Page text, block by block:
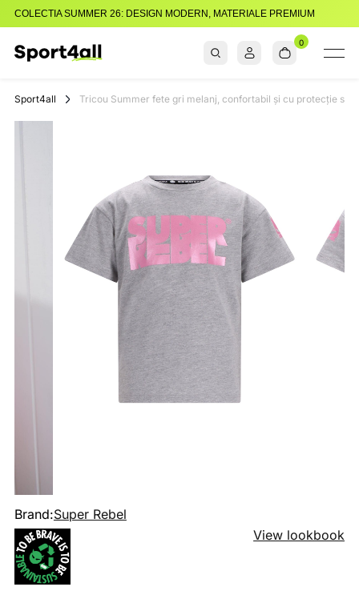
COLECTIA SUMMER 26: DESIGN MODERN, MATERIALE PREMIUM
0
Sport4all Tricou Summer fete gri melanj, confortabil și cu protecție
Brand:Super Rebel
View lookbook